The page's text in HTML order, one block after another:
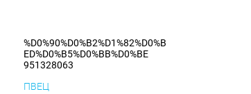
%D0%90%D0%B2%D1%82%D0%B
ED%D0%B5%D0%BB%D0%BE
951328063
ПВЕЦ